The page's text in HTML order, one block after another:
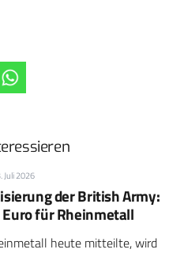
Juli 2026
der British Army:
für Rheinmetall
heute mitteilte, wird